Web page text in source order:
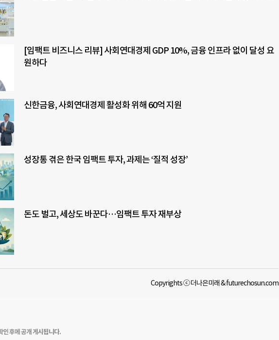
[임팩트 비즈니스 리뷰] 사회연대경제 GDP 10%, 금융 인프라 없이 달성 요
원하다
신한금융, 사회연대경제 활성화 위해 60억 지원
성장통 겪은 한국 임팩트 투자, 과제는 ‘질적 성장’
돈도 벌고, 세상도 바꾼다…임팩트 투자 재부상
Copyrights ⓒ 더나은미래 & futurechosun.com